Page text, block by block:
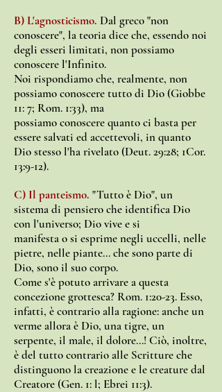
B) L'agnosticismo. Dal greco "non
conoscere", la teoria dice che, essendo noi
degli esseri limitati, non possiamo
conoscere l'Infinito.
Noi rispondiamo che, realmente, non
possiamo conoscere tutto di Dio (Giobbe
11: 7; Rom. 1:33), ma
possiamo conoscere quanto ci basta per
essere salvati ed accettevoli, in quanto
Dio stesso l'ha rivelato (Deut. 29:28; 1Cor.
13:9-12).
C) Il panteismo. "Tutto è Dio", un
sistema di pensiero che identifica Dio
con l'universo; Dio vive e si
manifesta o si esprime negli uccelli, nelle
pietre, nelle piante... che sono parte di
Dio, sono il suo corpo.
Come s'è potuto arrivare a questa
concezione grottesca? Rom. 1:20-23. Esso,
infatti, è contrario alla ragione: anche un
verme allora è Dio, una tigre, un
serpente, il male, il dolore...! Ciò, inoltre,
è del tutto contrario alle Scritture che
distinguono la creazione e le creature dal
Creatore (Gen. 1: l; Ebrei 11:3).